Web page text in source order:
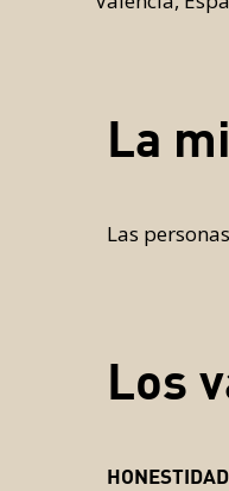
La
Las
Los
HONESTIDAD